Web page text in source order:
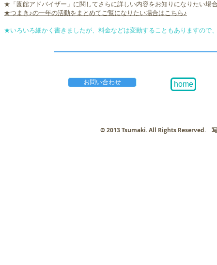
​★「園館アドバイザー」に関してさらに詳しい内容をお知りになりたい場
★つまき♪の一年の活動をまとめてご覧になりたい場合はこちら♪
​★いろいろ細かく書きましたが、料金などは変動することもありますので
お問い合わせ home
© 2013 Tsumaki. All Rights Reserved. 写